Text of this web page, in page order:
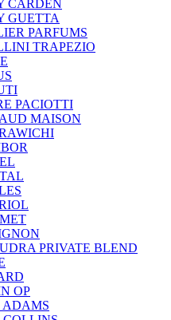
CARDEN
GUETTA
PARFUMS
TRAPEZIO
PACIOTTI
MAISON
PRIVATE BLEND
OP
ADAMS